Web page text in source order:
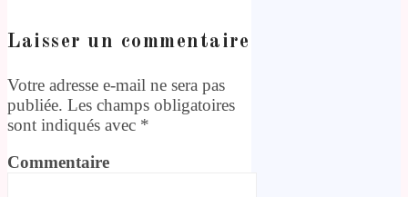
Laisser un commentaire
Votre adresse e-mail ne sera pas
publiée. Les champs obligatoires
sont indiqués avec *
Commentaire